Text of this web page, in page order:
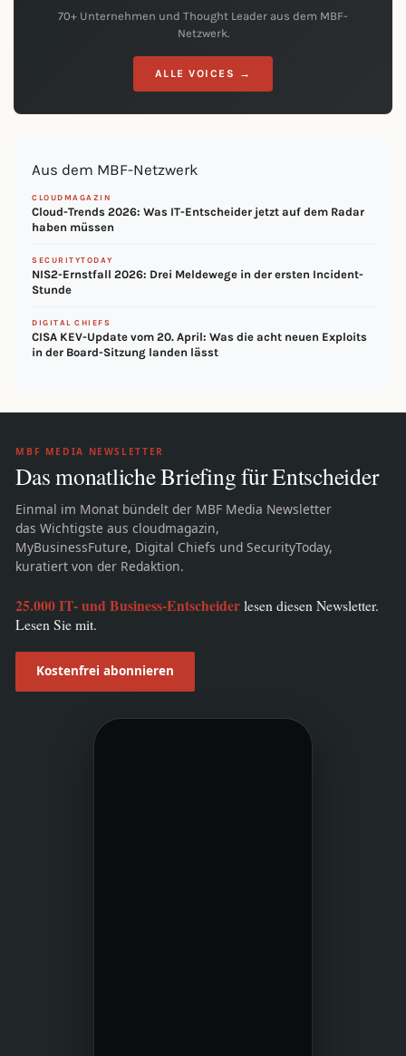
70+ Unternehmen und Thought Leader aus dem MBF-
Netzwerk.
ALLE VOICES →
Aus dem MBF-Netzwerk
CLOUDMAGAZIN
Cloud-Trends 2026: Was IT-Entscheider jetzt auf dem Radar
haben müssen
SECURITYTODAY
NIS2-Ernstfall 2026: Drei Meldewege in der ersten Incident-
Stunde
DIGITAL CHIEFS
CISA KEV-Update vom 20. April: Was die acht neuen Exploits
in der Board-Sitzung landen lässt
MBF MEDIA NEWSLETTER
Das monatliche Briefing für Entscheider
Einmal im Monat bündelt der MBF Media Newsletter
das Wichtigste aus cloudmagazin,
MyBusinessFuture, Digital Chiefs und SecurityToday,
kuratiert von der Redaktion.
25.000 IT- und Business-Entscheiderlesen diesen Newsletter.
Lesen Sie mit.
Kostenfrei abonnieren